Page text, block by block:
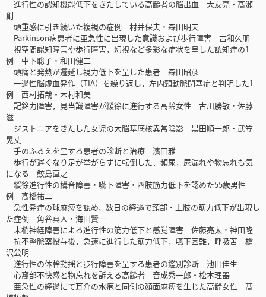
進行性の認知機能低下をきたしている高齢者の脳出血 大友亮・髙瀬
創
頭重感に引き続いた複視の症例 村井保夫・森田明夫
Parkinson病患者に亜急性に出現した意識および歩行障害 古和久朋
視空間認知障害や歩行障害，幻視など多彩な症状を呈した認知症の1
例 中下聡子・和田健二
頭痛と発熱が遷延し視力低下を呈した患者 森田昭彦
一過性脳虚血発作（TIA）を繰り返し，左内頸動脈閉塞症と判明した1
例 西村拓哉・木村和美
記銘力障害，見当識障害が緩徐に進行する高齢女性 古川勝敏・佐藤
滋
ジストニアをきたした女児の大脳基底核異常陰影 黒田順一郎・武笠
晃丈
手のふるえを呈する患者の診断と治療 濱田雅
歩行が遅くなり足が挙がらずに転倒した．頻尿，尿漏れや物忘れも気
になる 鮫島直之
緩徐進行性の構音障害・嚥下障害・四肢筋力低下を認めた55歳男性
例 髙橋祐二
急性発症の球麻痺を認め，数日の経過で頸部・上肢の筋力低下が出現し
た症例 角谷真人・海田賢一
末梢神経障害による進行性の筋力低下と感覚障害 佐藤亮太・神田隆
抗不整脈薬投与後，急速に進行した筋力低下，嚥下困難，呼吸苦 槍
沢公明
進行性の体幹動揺と歩行障害を呈する患者の鑑別診断 池田佳生
心窩部不快感と物忘れを訴える高齢者 音成秀一郎・松本理器
亜急性の経過にて耳介の水疱と同側の顔面麻痺を生じた高齢女性 髙